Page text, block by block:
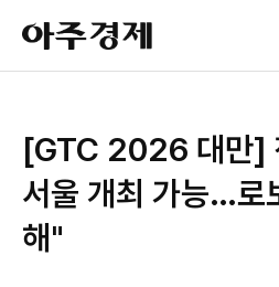
아
주
경
[GTC 2026 대만]
서울 개최 가능…로
해"